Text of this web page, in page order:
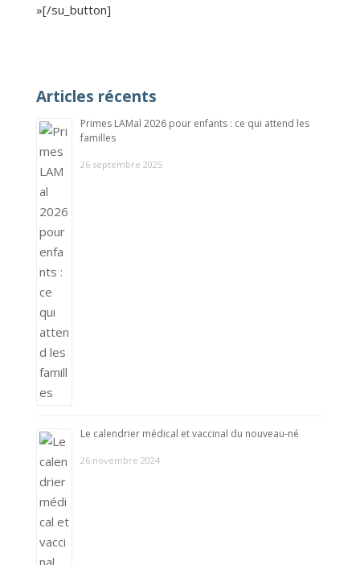
»[/su_button]
Articles récents
Primes LAMal 2026 pour enfants : ce qui attend les
familles
26 septembre 2025
Le calendrier médical et vaccinal du nouveau-né
26 novembre 2024